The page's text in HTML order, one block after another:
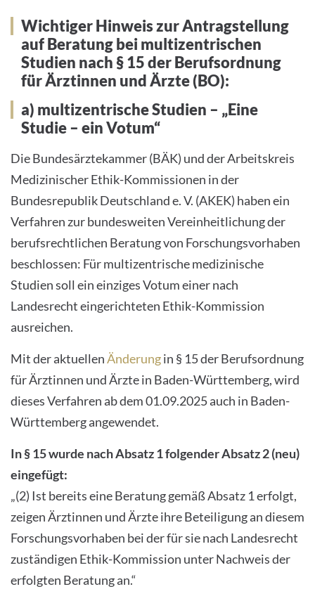
Wichtiger Hinweis zur Antragstellung
auf Beratung bei multizentrischen
Studien nach § 15 der Berufsordnung
für Ärztinnen und Ärzte (BO):
a) multizentrische Studien – „Eine
Studie – ein Votum“
Die Bundesärztekammer (BÄK) und der Arbeitskreis
Medizinischer Ethik-Kommissionen in der
Bundesrepublik Deutschland e. V. (AKEK) haben ein
Verfahren zur bundesweiten Vereinheitlichung der
berufsrechtlichen Beratung von Forschungsvorhaben
beschlossen: Für multizentrische medizinische
Studien soll ein einziges Votum einer nach
Landesrecht eingerichteten Ethik-Kommission
ausreichen.
Mit der aktuellenÄnderungin § 15 der Berufsordnung
für Ärztinnen und Ärzte in Baden-Württemberg, wird
dieses Verfahren ab dem 01.09.2025 auch in Baden-
Württemberg angewendet.
In § 15 wurde nach Absatz 1 folgender Absatz 2 (neu)
eingefügt:
„(2) Ist bereits eine Beratung gemäß Absatz 1 erfolgt,
zeigen Ärztinnen und Ärzte ihre Beteiligung an diesem
Forschungsvorhaben bei der für sie nach Landesrecht
zuständigen Ethik-Kommission unter Nachweis der
erfolgten Beratung an.“